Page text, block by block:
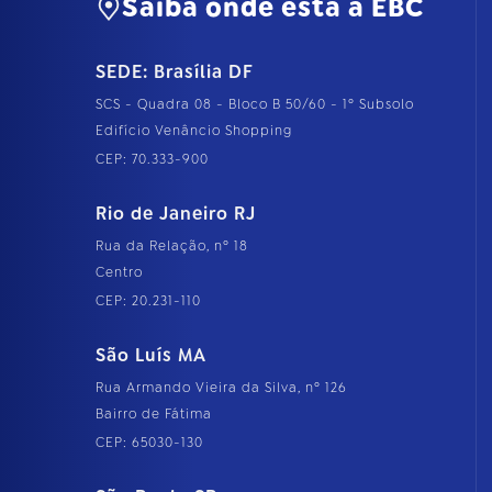
Saiba onde está a EBC
SEDE: Brasília DF
SCS - Quadra 08 - Bloco B 50/60 - 1º Subsolo
Edifício Venâncio Shopping
CEP: 70.333-900
Rio de Janeiro RJ
Rua da Relação, nº 18
Centro
CEP: 20.231-110
São Luís MA
Rua Armando Vieira da Silva, nº 126
Bairro de Fátima
CEP: 65030-130